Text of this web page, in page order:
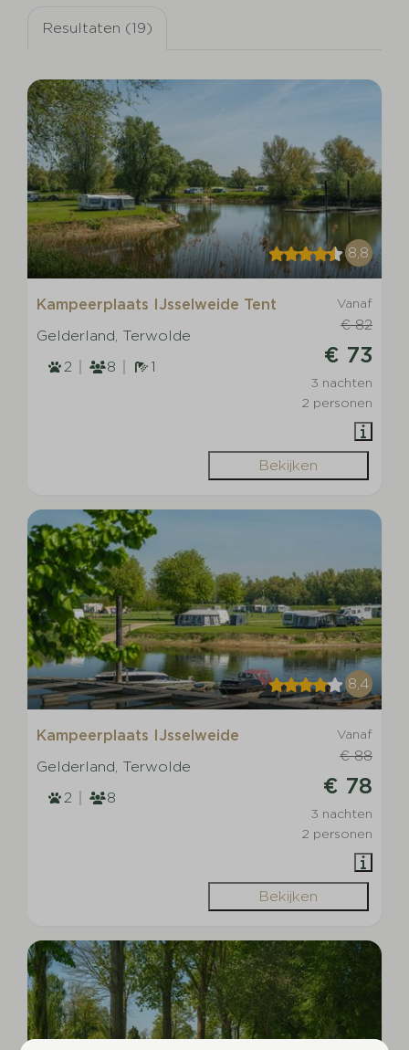
Resultaten (19)
8,8
Vanaf
€ 82
€ 73
3 nachten
2 personen
Kampeerplaats IJsselweide Tent
Gelderland, Terwolde
2
8 1
Bekijken
8,4
Vanaf
€ 88
€ 78
3 nachten
2 personen
Kampeerplaats IJsselweide
Gelderland, Terwolde
2
8
Bekijken